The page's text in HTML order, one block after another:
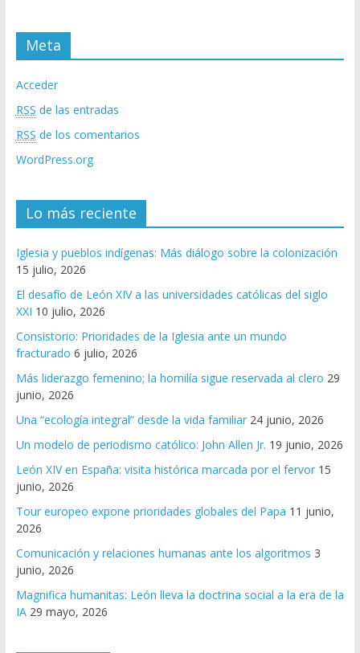
Meta
Acceder
RSS de las entradas
RSS de los comentarios
WordPress.org
Lo más reciente
Iglesia y pueblos indígenas: Más diálogo sobre la colonización
15 julio, 2026
El desafío de León XIV a las universidades católicas del siglo
XXI 10 julio, 2026
Consistorio: Prioridades de la Iglesia ante un mundo
fracturado 6 julio, 2026
Más liderazgo femenino; la homilía sigue reservada al clero 29
junio, 2026
Una “ecología integral” desde la vida familiar 24 junio, 2026
Un modelo de periodismo católico: John Allen Jr. 19 junio, 2026
León XIV en España: visita histórica marcada por el fervor 15
junio, 2026
Tour europeo expone prioridades globales del Papa 11 junio,
2026
Comunicación y relaciones humanas ante los algoritmos 3
junio, 2026
Magnifica humanitas: León lleva la doctrina social a la era de la
IA 29 mayo, 2026